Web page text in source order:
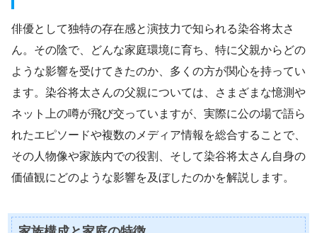
俳優として独特の存在感と演技力で知られる染谷将太さ
ん。その陰で、どんな家庭環境に育ち、特に父親からどの
ような影響を受けてきたのか、多くの方が関心を持ってい
ます。染谷将太さんの父親については、さまざまな憶測や
ネット上の噂が飛び交っていますが、実際に公の場で語ら
れたエピソードや複数のメディア情報を総合することで、
その人物像や家族内での役割、そして染谷将太さん自身の
価値観にどのような影響を及ぼしたのかを解説します。